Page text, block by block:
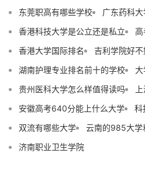
东莞职高有哪些学校 广东药科
香港科技大学是公立还是私立
高
香港大学国际排名
吉利学院好不
湖南护理专业排名前十的学校
大
贵州医科大学怎么样值得读吗
安徽高考640分能上什么大学
科
双流有哪些大学
云南的985大学
济南职业卫生学院